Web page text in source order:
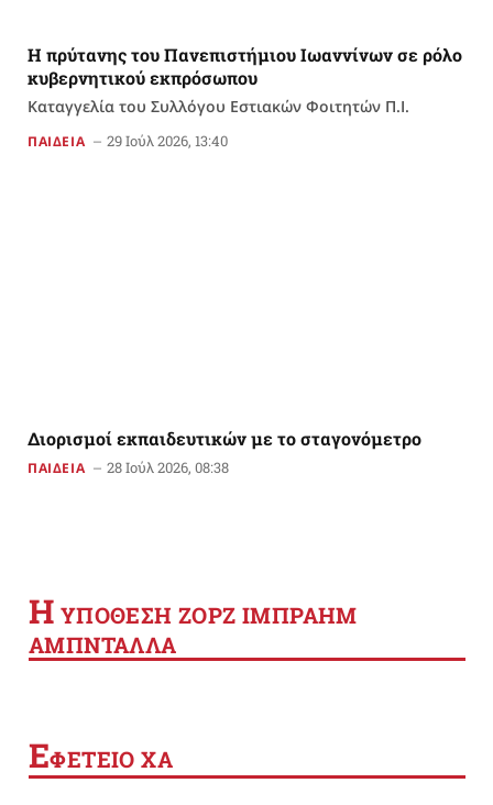
Η πρύτανης του Πανεπιστήμιου Ιωαννίνων σε ρόλο
κυβερνητικού εκπρόσωπου
Καταγγελία του Συλλόγου Εστιακών Φοιτητών Π.Ι.
ΠΑΙΔΕΙΑ 29 Ιούλ 2026, 13:40
Διορισμοί εκπαιδευτικών με το σταγονόμετρο
ΠΑΙΔΕΙΑ 28 Ιούλ 2026, 08:38
Η YΠΟΘΕΣΗ ΖΟΡΖ ΙΜΠΡΑΗΜ
ΑΜΠΝΤΑΛΛΑ
ΕΦΕΤΕΙΟ ΧΑ